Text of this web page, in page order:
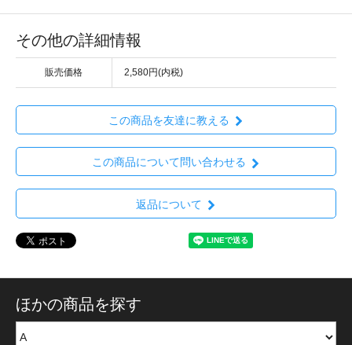
その他の詳細情報
販売価格 2,580円(内税)
この商品を友達に教える
この商品について問い合わせる
返品について
ほかの商品を探す